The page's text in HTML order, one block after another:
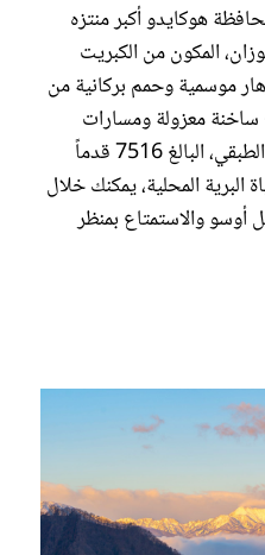
هوكايدو أكبر منتزه
المكون من الكبريت
موسمية وحمم بركانية من
ساخنة معزولة ومسارات
خلابة، تسلق بركان أساهيداكي الطبقي، البالغ 7516 قدماً
البرية المحلية، يمكنك خلال
أوسو والاستمتاع بمنظر